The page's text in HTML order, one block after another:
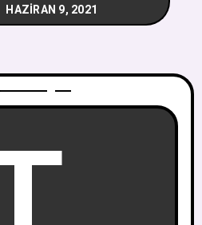
HAZIRAN 9, 2021